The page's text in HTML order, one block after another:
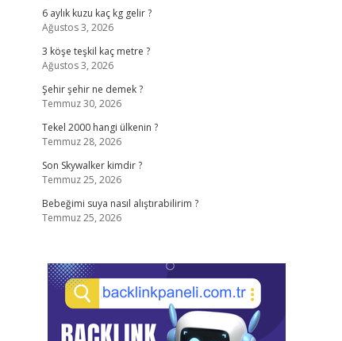
6 aylık kuzu kaç kg gelir ?
Ağustos 3, 2026
3 köşe teşkil kaç metre ?
Ağustos 3, 2026
Şehir şehir ne demek ?
Temmuz 30, 2026
Tekel 2000 hangi ülkenin ?
Temmuz 28, 2026
Son Skywalker kimdir ?
Temmuz 25, 2026
Bebeğimi suya nasıl alıştırabilirim ?
Temmuz 25, 2026